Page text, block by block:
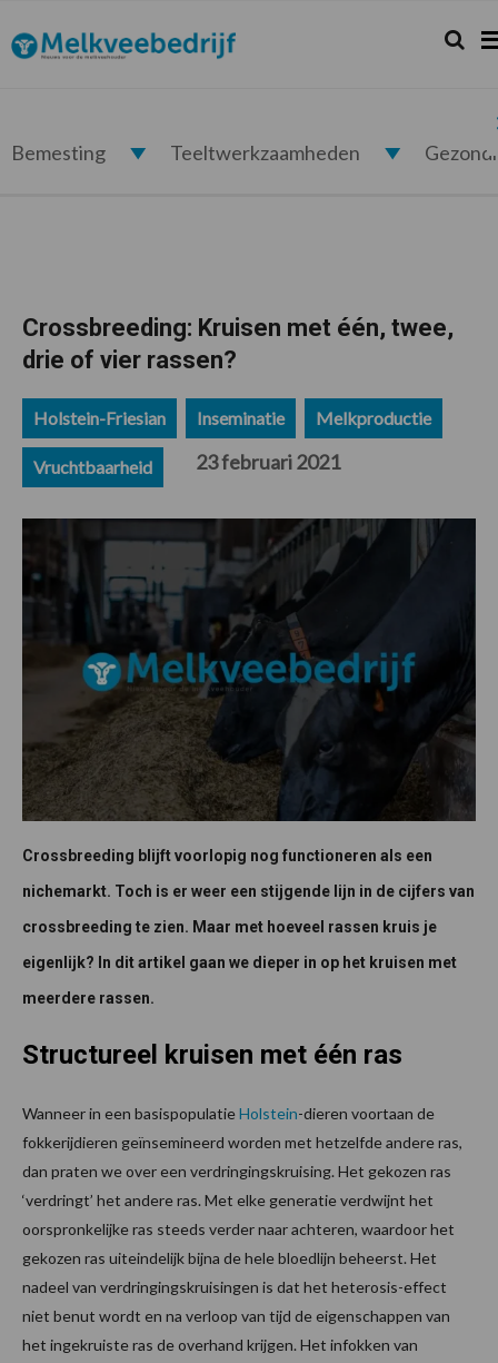
de
hoofdnavigatie
de
hoofd
de
eerste
de
voettekst
Melkveebedrijf.nl
Bemesting Teeltwerkzaamheden
Crossbreeding: Kruisen met één, twee,
drie of vier rassen?
Holstein-Friesian Inseminatie Melkproductie
Vruchtbaarheid 23 februari 2021
Crossbreeding blijft voorlopig nog functioneren als een
nichemarkt. Toch is er weer een stijgende lijn in de cijfers van
crossbreeding te zien. Maar met hoeveel rassen kruis je
eigenlijk? In dit artikel gaan we dieper in op het kruisen met
meerdere rassen.
Structureel kruisen met één ras
Wanneer in een basispopulatieHolstein-dieren voortaan de
fokkerijdieren geïnsemineerd worden met hetzelfde andere ras,
dan praten we over een verdringingskruising. Het gekozen ras
‘verdringt’ het andere ras. Met elke generatie verdwijnt het
oorspronkelijke ras steeds verder naar achteren, waardoor het
gekozen ras uiteindelijk bijna de hele bloedlijn beheerst. Het
nadeel van verdringingskruisingen is dat het heterosis-effect
niet benut wordt en na verloop van tijd de eigenschappen van
het ingekruiste ras de overhand krijgen. Het infokken van